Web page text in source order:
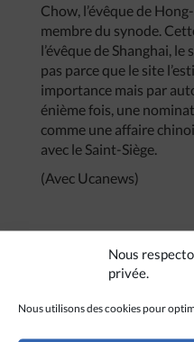
Nous
privée.
Nous utilisons des cookies pour
Chow, l’évêque de
membre du synode.
l’évêque de Shanghai, le
pas parce que le site
importance mais par
énième fois, une
comme une affaire
avec le Saint-Siège.
(Avec Ucanews)